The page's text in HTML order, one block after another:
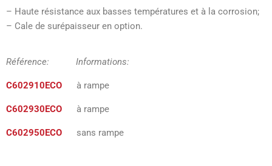
– Haute résistance aux basses températures et à la corrosion;
– Cale de surépaisseur en option.
Référence: Informations:
C602910ECO à rampe
C602930ECO à rampe
C602950ECO sans rampe